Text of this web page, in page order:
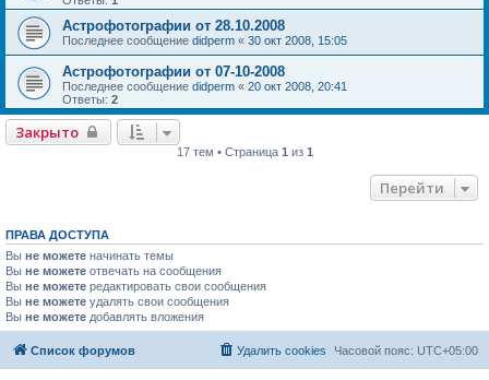
Астрофотографии от 28.10.2008
Последнее сообщение didperm « 30 окт 2008, 15:05
Астрофотографии от 07-10-2008
Последнее сообщение didperm « 20 окт 2008, 20:41
Ответы: 2
Закрыто
17 тем • Страница 1 из 1
Перейти
ПРАВА ДОСТУПА
Вы не можете начинать темы
Вы не можете отвечать на сообщения
Вы не можете редактировать свои сообщения
Вы не можете удалять свои сообщения
Вы не можете добавлять вложения
Список форумов Часовой пояс: UTC+05:00
Удалить cookies